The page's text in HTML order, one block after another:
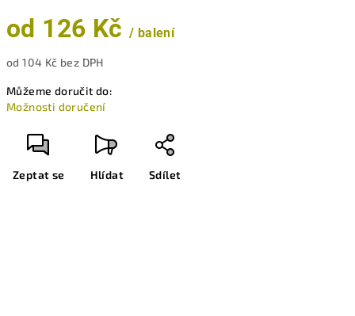
od 126 Kč / balení
od104 Kč bez DPH
cena:
Můžeme doručit do:
Možnosti doručení
Zeptat se Hlídat Sdílet